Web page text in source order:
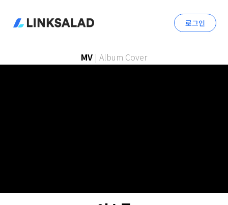
로그인
MV | Album Cover